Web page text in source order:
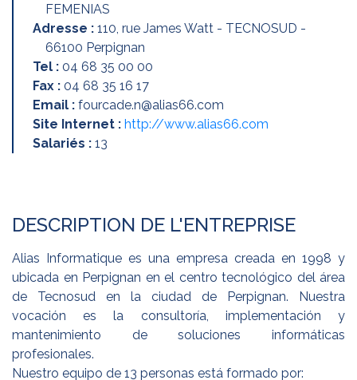
FEMENIAS
Adresse : 110, rue James Watt - TECNOSUD -
66100 Perpignan
Tel : 04 68 35 00 00
Fax : 04 68 35 16 17
Email : fourcade.n@alias66.com
Site Internet : http://www.alias66.com
Salariés : 13
DESCRIPTION DE L'ENTREPRISE
Alias Informatique es una empresa creada en 1998 y
ubicada en Perpignan en el centro tecnológico del área
de Tecnosud en la ciudad de Perpignan. Nuestra
vocación es la consultoría, implementación y
mantenimiento de soluciones informáticas
profesionales.
Nuestro equipo de 13 personas está formado por: